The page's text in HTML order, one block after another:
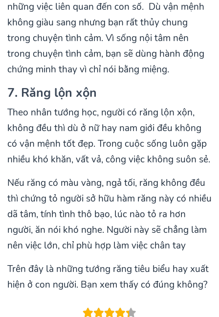
những việc liên quan đến con số. Dù vận mệnh
không giàu sang nhưng bạn rất thủy chung
trong chuyện tình cảm. Vì sống nội tâm nên
trong chuyện tình cảm, bạn sẽ dùng hành động
chứng minh thay vì chỉ nói bằng miệng.
7. Răng lộn xộn
Theo nhân tướng học, người có răng lộn xộn,
không đều thì dù ở nữ hay nam giới đều không
có vận mệnh tốt đẹp. Trong cuộc sống luôn gặp
nhiều khó khăn, vất vả, công việc không suôn sẻ.
Nếu răng có màu vàng, ngả tối, răng không đều
thì chứng tỏ người sở hữu hàm răng này có nhiều
dã tâm, tính tình thô bạo, lúc nào tỏ ra hơn
người, ăn nói khó nghe. Người này sẽ chẳng làm
nên việc lớn, chỉ phù hợp làm việc chân tay
Trên đây là những tướng răng tiêu biểu hay xuất
hiện ở con người. Bạn xem thấy có đúng không?